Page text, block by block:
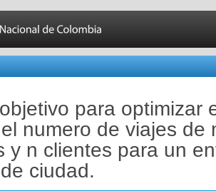
para optimizar
numero de viajes de
y n clientes para un
ciudad.